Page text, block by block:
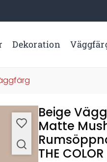
Dekoration
Beige
Matte
THE